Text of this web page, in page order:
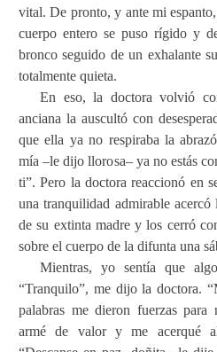
vital. De pronto, y ante mi
cuerpo entero se puso rígido y
bronco seguido de un exhalante
totalmente quieta.
En eso, la doctora volvió
anciana la auscultó con
que ella ya no respiraba la
mía –le dijo llorosa– ya no estás
ti”. Pero la doctora reaccionó en
una tranquilidad admirable
de su extinta madre y los cerró
sobre el cuerpo de la difunta una
Mientras, yo sentía que
“Tranquilo”, me dijo la doctora.
palabras me dieron fuerzas para
armé de valor y me acerqué